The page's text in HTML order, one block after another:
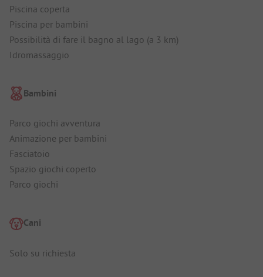
Piscina coperta
Piscina per bambini
Possibilità di fare il bagno al lago (a 3 km)
Idromassaggio
Bambini
Parco giochi avventura
Animazione per bambini
Fasciatoio
Spazio giochi coperto
Parco giochi
Cani
Solo su richiesta